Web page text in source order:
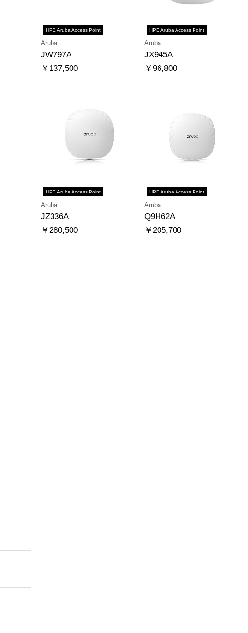
HPE Aruba Access Point
Aruba
JW797A
￥137,500
HPE Aruba Access Point
Aruba
JX945A
￥96,800
HPE Aruba Access Point
Aruba
JZ336A
￥280,500
HPE Aruba Access Point
Aruba
Q9H62A
￥205,700